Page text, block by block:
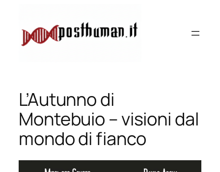
contenuto
L’Autunno di
Montebuio – visioni dal
mondo di fianco